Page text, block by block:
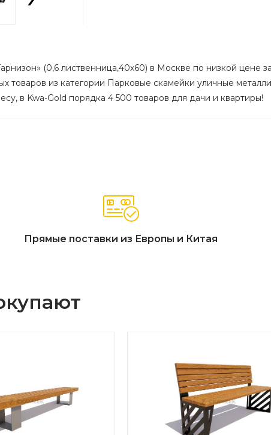
(0,6 лиственница,40х60) в Москве по низкой цене
товаров из категории Парковые скамейки уличные
в Kwa-Gold порядка 4 500 товаров для дачи и квартиры!
Прямые поставки из Европы и Китая